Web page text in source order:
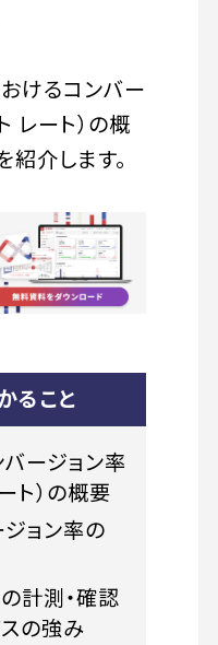
けるコンバー
レート）の概
介します。
ること
ージョン率
ト）の概要
ョン率の
計測・確認
の強み